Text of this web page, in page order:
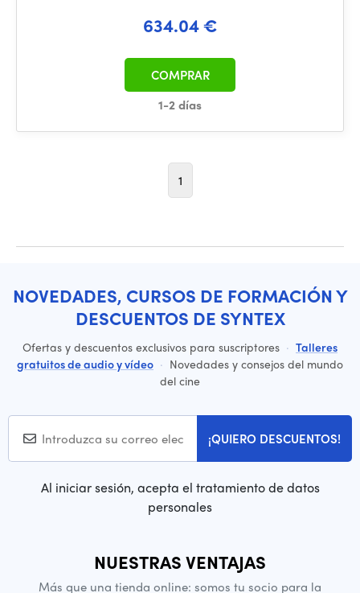
634.04 €
1-2 días
COMPRAR
1
NOVEDADES, CURSOS DE FORMACIÓN Y
DESCUENTOS DE SYNTEX
Ofertas y descuentos exclusivos para suscriptores · Talleres
gratuitos de audio y vídeo · Novedades y consejos del mundo
del cine
¡QUIERO DESCUENTOS!
Al iniciar sesión, acepta el tratamiento de datos
personales
NUESTRAS VENTAJAS
Más que una tienda online: somos tu socio para la